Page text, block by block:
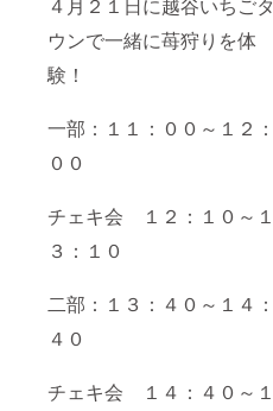
４月２１日に越谷いちごタ
ウンで一緒に苺狩りを体
験！
一部：１１：００～１２：
００
チェキ会 １２：１０～１
３：１０
二部：１３：４０～１４：
４０
チェキ会 １４：４０～１